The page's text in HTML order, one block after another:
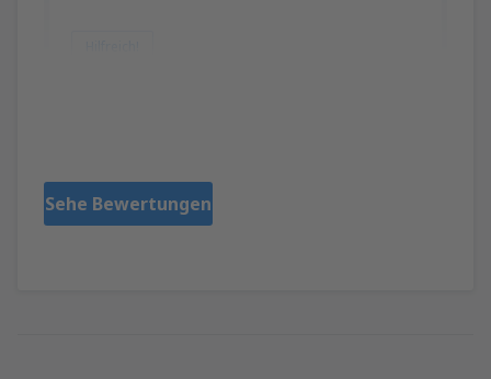
Sehe Bewertungen